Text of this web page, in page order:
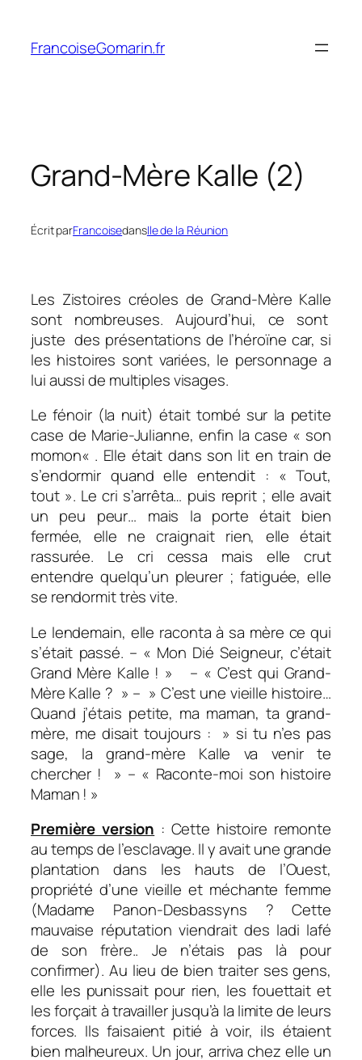
contenu
FrancoiseGomarin.fr
Grand-Mère Kalle (2)
Écrit parFrancoisedansIle de la Réunion
Les Zistoires créoles de Grand-Mère Kalle
sont nombreuses. Aujourd’hui, ce sont
juste des présentations de l’héroïne car, si
les histoires sont variées, le personnage a
lui aussi de multiples visages.
Lefénoir(la nuit) était tombé sur la petite
case de Marie-Julianne, enfin la case « son
momon« . Elle était dans son lit en train de
s’endormir quand elle entendit : « Tout,
tout ». Le cri s’arrêta… puis reprit ; elle avait
un peu peur… mais la porte était bien
fermée, elle ne craignait rien, elle était
rassurée. Le cri cessa mais elle crut
entendre quelqu’un pleurer ; fatiguée, elle
se rendormit très vite.
Le lendemain, elle raconta à sa mère ce qui
s’était passé. – « Mon Dié Seigneur, c’était
Grand Mère Kalle ! » – « C’est qui Grand-
Mère Kalle ? » – » C’est une vieille histoire…
Quand j’étais petite, ma maman, ta grand-
mère, me disait toujours : » si tu n’es pas
sage, la grand-mère Kalle va venir te
chercher ! » – « Raconte-moi son histoire
Maman ! »
Première version : Cette histoire remonte
au temps de l’esclavage. Il y avait une grande
plantation dans les hauts de l’Ouest,
propriété d’une vieille et méchante femme
(Madame Panon-Desbassyns ? Cette
mauvaise réputation viendrait des ladi lafé
de son frère.. Je n’étais pas là pour
confirmer). Au lieu de bien traiter ses gens,
elle les punissait pour rien, les fouettait et
les forçait à travailler jusqu’à la limite de leurs
forces. Ils faisaient pitié à voir, ils étaient
bien malheureux. Un jour, arriva chez elle un